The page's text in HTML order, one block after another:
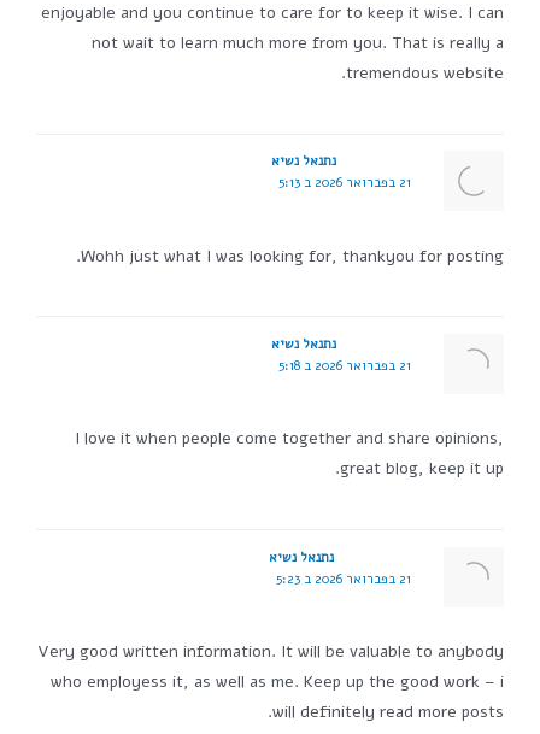
enjoyable and you continue to care for to keep it wise. I can
not wait to learn much more from you. That is really a
tremendous website.
נתנאל נשיא
21 בפברואר 2026 ב 5:13
Wohh just what I was looking for, thankyou for posting.
נתנאל נשיא
21 בפברואר 2026 ב 5:18
I love it when people come together and share opinions,
great blog, keep it up.
נתנאל נשיא
21 בפברואר 2026 ב 5:23
Very good written information. It will be valuable to anybody
who employess it, as well as me. Keep up the good work – i
will definitely read more posts.